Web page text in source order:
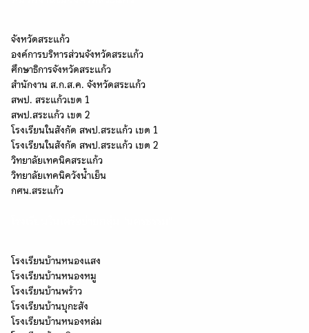
จังหวัดสระแก้ว
องค์การบริหารส่วนจังหวัดสระแก้ว
ศึกษาธิการจังหวัดสระแก้ว
สำนักงาน ส.ก.ส.ค. จังหวัดสระแก้ว
สพป. สระแก้วเขต 1
สพป.สระแก้ว เขต 2
โรงเรียนในสังกัด สพป.สระแก้ว เขต 1
โรงเรียนในสังกัด สพป.สระแก้ว เขต 2
วิทยาลัยเทคนิคสระแก้ว
วิทยาลัยเทคนิควังน้ำเย็น
กศน.สระแก้ว
โรงเรียนบ้านหนองแสง
โรงเรียนบ้านหนองหมู
โรงเรียนบ้านพร้าว
โรงเรียนบ้านบุกะสัง
โรงเรียนบ้านหนองหล่ม